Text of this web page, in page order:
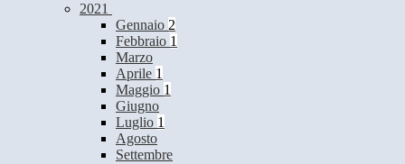
2021
Gennaio 2
Febbraio 1
Marzo
Aprile 1
Maggio 1
Giugno
Luglio 1
Agosto
Settembre